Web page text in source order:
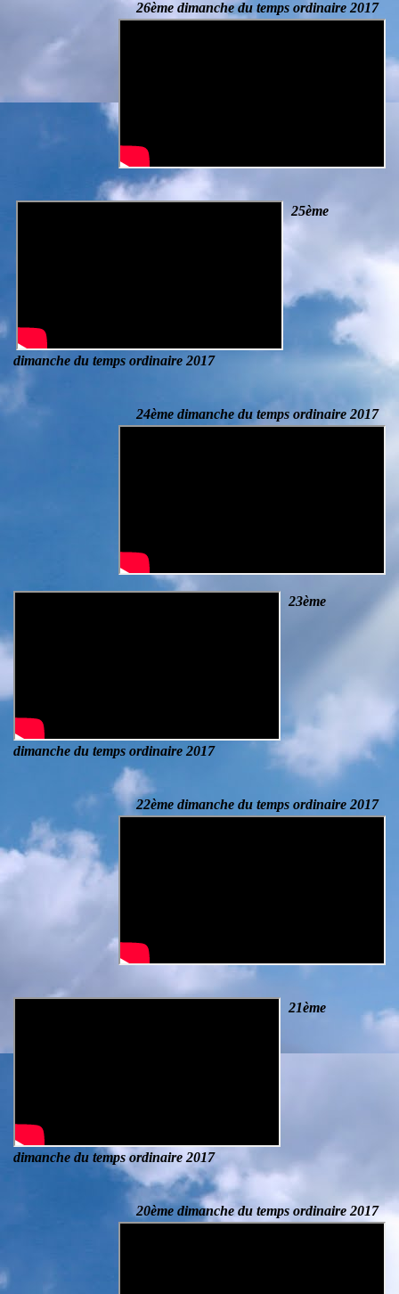
26ème dimanche du temps ordinaire 2017
25ème
dimanche du temps ordinaire 2017
24ème dimanche du temps ordinaire 2017
23ème
dimanche du temps ordinaire 2017
22ème dimanche du temps ordinaire 2017
21ème
dimanche du temps ordinaire 2017
20ème dimanche du temps ordinaire 2017